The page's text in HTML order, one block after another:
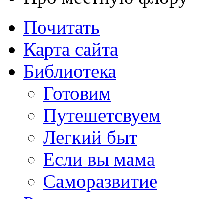
Почитать
Карта сайта
Библиотека
Готовим
Путешетсвуем
Легкий быт
Если вы мама
Саморазвитие